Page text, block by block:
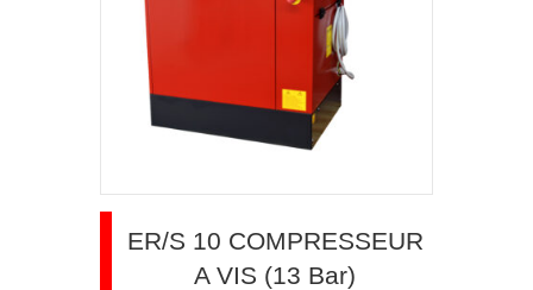
ER/S 10 COMPRESSEUR
A VIS (13 Bar)